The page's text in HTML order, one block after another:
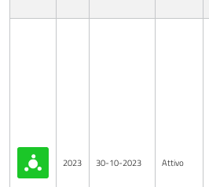
2023 30-10-2023 Attivo